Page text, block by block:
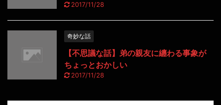
2017/11/28
奇妙な話
【不思議な話】弟の親友に纏わる事象が
ちょっとおかしい
2017/11/28